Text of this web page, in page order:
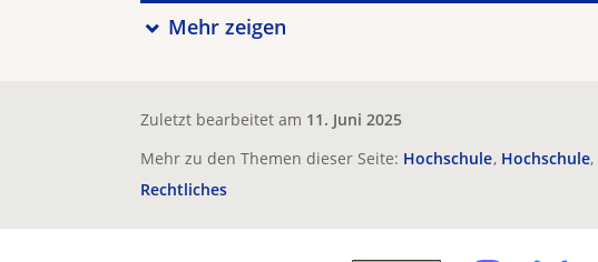
Mehr zeigen
Zuletzt bearbeitet am 11. Juni 2025
Mehr zu den Themen dieser Seite: Hochschule Hochschule
Rechtliches